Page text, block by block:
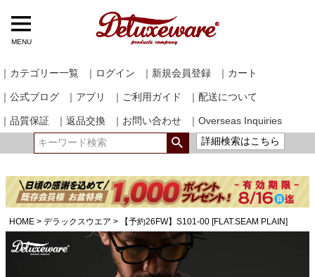
MENU
｜カテゴリー一覧 ｜ログイン ｜新規会員登録 ｜カート
｜公式ブログ ｜アプリ ｜ご利用ガイド ｜配送について
｜品質保証 ｜返品交換 ｜お問い合わせ
｜Overseas Inquiries
詳細検索はこちら
HOME デラックスウエア 【予約26FW】S101-00 [FLAT.SEAM PLAIN]